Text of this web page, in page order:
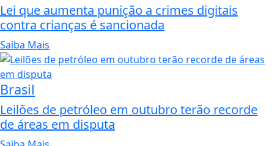
Lei que aumenta punição a crimes digitais
contra crianças é sancionada
Saiba Mais
Brasil
Leilões de petróleo em outubro terão recorde
de áreas em disputa